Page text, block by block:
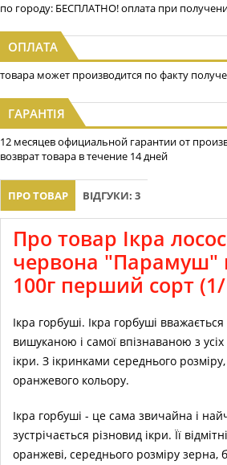
по городу: БЕСПЛАТНО! оплата при
ОПЛАТА
товара может производится по факту
ГАРАНТІЯ
12 месяцев официальной гарантии от
возврат товара в течение 14 дней
ПРО ТОВАР ВІДГУКИ: 3
Про товар Ікра
червона "Парамуш"
100г перший сорт
Ікра горбуші. Ікра горбуші
вишуканою і самої впізнаваною з усіх
ікри. З ікринками середнього розміру,
оранжевого кольору.
Ікра горбуші - це сама звичайна і
зустрічається різновид ікри. Її
оранжеві, середнього розміру зерна,